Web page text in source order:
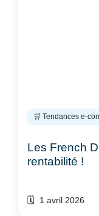
🛒 Tendances e-
Les French
rentabilité !
🗓️ 1 avril 2026